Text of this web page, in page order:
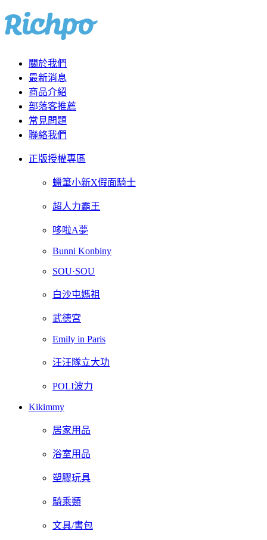
關於我們
最新消息
商品介紹
部落客推薦
常見問題
聯絡我們
正版授權專區
蠟筆小新X假面騎士
超人力霸王
哆啦A夢
Bunni Konbiny
SOU·SOU
白沙屯媽祖
武德宮
Emily in Paris
汪汪隊立大功
POLI波力
Kikimmy
居家用品
浴室用品
塑膠玩具
騎乘類
文具/書包